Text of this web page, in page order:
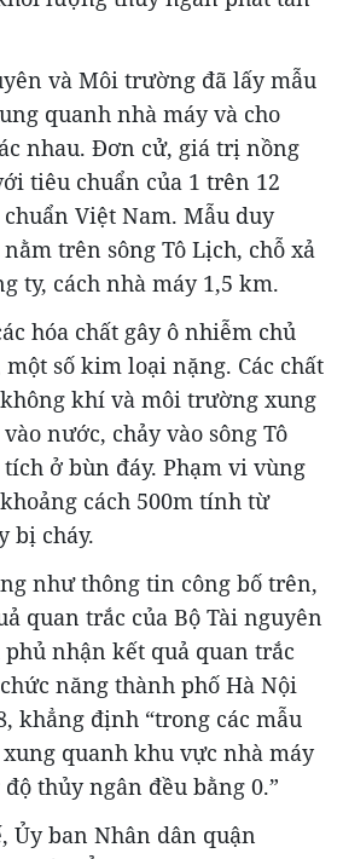
và Môi trường đã lấy mẫu
quanh nhà máy và cho
nhau. Đơn cử, giá trị nồng
tiêu chuẩn của 1 trên 12
Việt Nam. Mẫu duy
trên sông Tô Lịch, chỗ xả
ty, cách nhà máy 1,5 km.
hóa chất gây ô nhiễm chủ
số kim loại nặng. Các chất
khí và môi trường xung
nước, chảy vào sông Tô
ở bùn đáy. Phạm vi vùng
cách 500m tính từ
bị cháy.
như thông tin công bố trên,
quan trắc của Bộ Tài nguyên
nhận kết quả quan trắc
năng thành phố Hà Nội
khẳng định “trong các mẫu
quanh khu vực nhà máy
thủy ngân đều bằng 0.”
Ủy ban Nhân dân quận